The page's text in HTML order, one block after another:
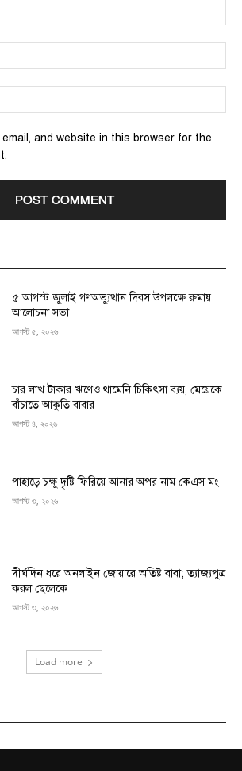
email, and website in this browser for the
৫ আগস্ট জুলাই গণঅভ্যুত্থান দিবস উপলক্ষে রুমায়
আলোচনা সভা
আগস্ট ৫, ২০২৬
চার লাখ টাকার ঋণেও থামেনি চিকিৎসা ব্যয়, মেয়েকে
বাঁচাতে আকুতি বাবার
আগস্ট ৪, ২০২৬
পাহাড়ে চক্ষু দৃষ্টি ফিরিয়ে আনার অপর নাম কেএস মং
আগস্ট ৩, ২০২৬
দীর্ঘদিন ধরে অনলাইন জোয়ারে অতিষ্ট বাবা; ত্যাজ্যপুত্র
করল ছেলেকে
আগস্ট ৩, ২০২৬
Load more